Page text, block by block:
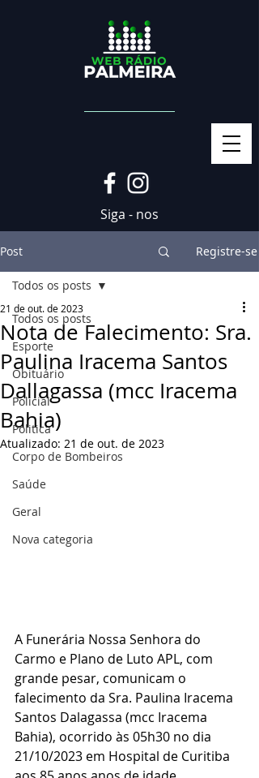
Siga - nos
Post Registre-se
Todos os posts
Esporte
Obituário
Policial
Politica
Corpo de Bombeiros
Saúde
Geral
Nova categoria
Todos os posts
Nota de Falecimento: Sra.
Paulina Iracema Santos
Dallagassa (mcc Iracema
Bahia)
21 de out. de 2023
Atualizado: 21 de out. de 2023
A Funerária Nossa Senhora do
Carmo e Plano de Luto APL, com
grande pesar, comunicam o
falecimento da Sra. Paulina Iracema
Santos Dalagassa (mcc Iracema
Bahia), ocorrido às 05h30 no dia
21/10/2023 em Hospital de Curitiba